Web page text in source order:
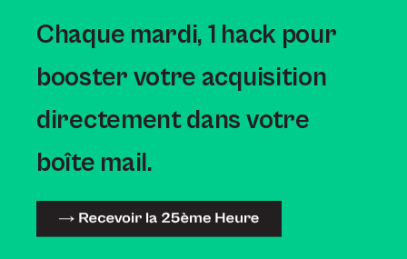
Chaque mardi, 1 hack pour
booster votre acquisition
directement dans votre
boîte mail.